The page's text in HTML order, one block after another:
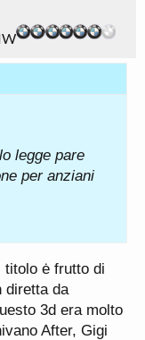
legge pare
per anziani
titolo ė frutto di
diretta da
3d era molto
After, Gigi